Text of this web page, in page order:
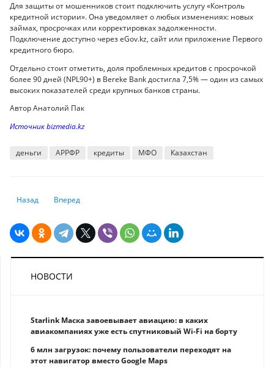
Для защиты от мошенников стоит подключить услугу «Контроль
кредитной истории». Она уведомляет о любых изменениях: новых
займах, просрочках или корректировках задолженности.
Подключение доступно через eGov.kz, сайт или приложение Первого
кредитного бюро.
Отдельно стоит отметить, доля проблемных кредитов с просрочкой
более 90 дней (NPL90+) в Bereke Bank достигла 7,5% — один из самых
высоких показателей среди крупных банков страны.
Автор Анатолий Пак
Источник bizmedia.kz
деньги АРРФР кредиты МФО Казахстан
Предыдущий: В Казахстане впервые за два года снизили базовую
Назад Следующий: В Казахстане выполнили план по сбору
Вперед
НОВОСТИ
Starlink Маска завоевывает авиацию: в каких
авиакомпаниях уже есть спутниковый Wi-Fi на борту
6 млн загрузок: почему пользователи переходят на
этот навигатор вместо Google Maps